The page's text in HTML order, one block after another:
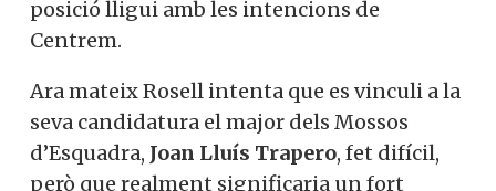
posició lligui amb les intencions de
Centrem.
Ara mateix Rosell intenta que es vinculi a la
seva candidatura el major dels Mossos
d’Esquadra, Joan Lluís Trapero, fet difícil,
però que realment significaria un fort